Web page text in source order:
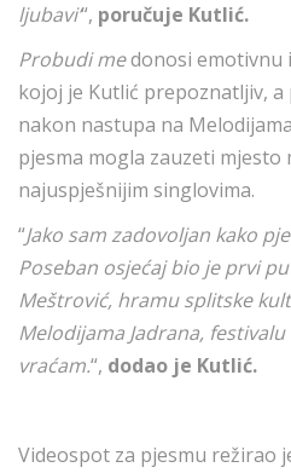
ljubavi’“, poručuje Kutlić.
Probudi medonosi emotivnu
kojoj je Kutlić prepoznatljiv,
nakon nastupa na
pjesma mogla zauzeti mjesto
najuspješnijim singlovima.
“Jako sam zadovoljan kako
Poseban osjećaj bio je prvi
Meštrović, hramu splitske
Melodijama Jadrana,
vraćam.“, dodao je Kutlić.
Videospot za pjesmu režirao